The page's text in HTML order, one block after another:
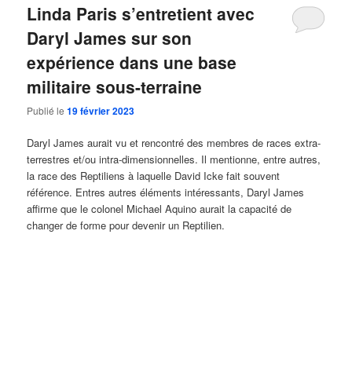
Linda Paris s’entretient avec
Daryl James sur son
expérience dans une base
militaire sous-terraine
Publié le19 février 2023
Daryl James aurait vu et rencontré des membres de races extra-
terrestres et/ou intra-dimensionnelles. Il mentionne, entre autres,
la race des Reptiliens à laquelle David Icke fait souvent
référence. Entres autres éléments intéressants, Daryl James
affirme que le colonel Michael Aquino aurait la capacité de
changer de forme pour devenir un Reptilien.